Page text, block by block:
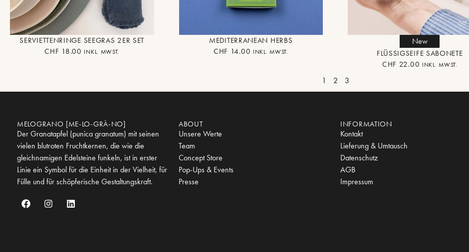
SERVIETTENRINGE SEEGRAS 2ER SET
CHF 18.00 INKL. MWST.
MEDITERRANEAN HERBS
CHF 14.00 INKL. MWST.
New
FLÜSSIGSEIFE SABONETE
CHF 22.00 INKL. MWST.
1 2 3
MELOGRANO [ME-LO-GRÀ-NO]
Der Granatapfel (punica granatum) mit seinen
vielen blutroten Fruchtkernen, die wie die
gleichnamigen Edelsteine funkeln, ist in erster
Linie ein Symbol für die Einheit in der Vielheit, für
Fülle und für schöpferische Gestaltungskraft.
ABOUT
Unsere Werte
Team
Concept Store
Pop-Ups & Events
Presse
INFORMATION
Kontakt
Lieferung & Umtausch
Datenschutz
AGB
Impressum